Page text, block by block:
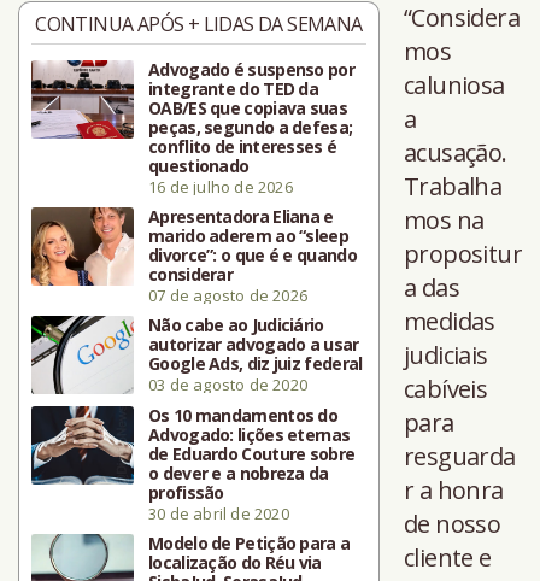
CONTINUA APÓS + LIDAS DA SEMANA
Advogado é suspenso por
integrante do TED da
OAB/ES que copiava suas
peças, segundo a defesa;
conflito de interesses é
questionado
16 de julho de 2026
Apresentadora Eliana e
marido aderem ao “sleep
divorce”: o que é e quando
considerar
07 de agosto de 2026
Não cabe ao Judiciário
autorizar advogado a usar
Google Ads, diz juiz federal
03 de agosto de 2020
Os 10 mandamentos do
Advogado: lições eternas
de Eduardo Couture sobre
o dever e a nobreza da
profissão
30 de abril de 2020
Modelo de Petição para a
localização do Réu via
“Considera
mos
caluniosa
a
acusação.
Trabalha
mos na
propositur
a das
medidas
judiciais
cabíveis
para
resguarda
r a honra
de nosso
cliente e